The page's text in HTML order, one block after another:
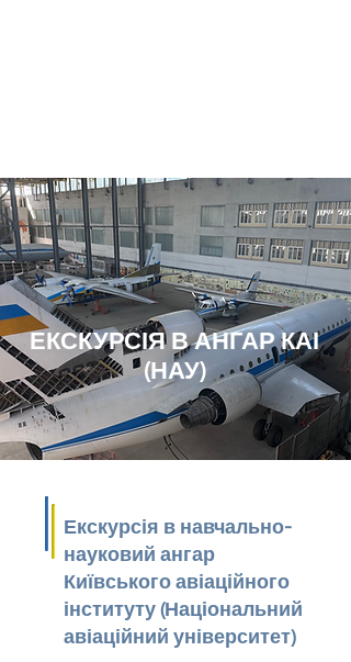
ЕКСКУРСІЯ В АНГАР КАІ
(НАУ)
Екскурсія в навчально-
науковий ангар
Київського авіаційного
інституту (Національний
авіаційний університет)